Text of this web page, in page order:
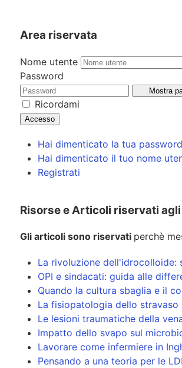
Area riservata
Nome utente
Password
Mostra
Ricordami
Accesso
Hai dimenticato la tua
Hai dimenticato il tuo nome
Registrati
Risorse e Articoli riservati
Gli articoli sono riservati perchè
La rivoluzione dell'idrocolloide:
OPI e sindacati: guida alle
Quando la cultura sbaglia e il
La fisiopatologia dello stravaso
Le lesioni traumatiche della
Impatto dello svapo sul
Lavorare come infermiere in
Pensando a una teoria per le